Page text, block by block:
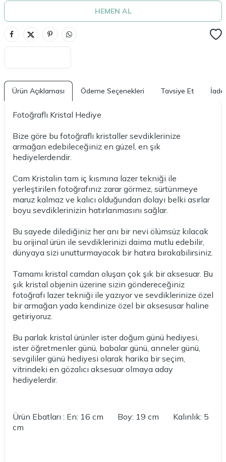
HEMEN AL
Ürün Açıklaması Ödeme Seçenekleri Tavsiye Et İade
Fotoğraflı Kristal Hediye
Bize göre bu fotoğraflı kristaller sevdiklerinize
armağan edebileceğiniz en güzel, en şık
hediyelerdendir.
Cam Kristalin tam iç kısmına lazer tekniği ile
yerleştirilen fotoğrafınız zarar görmez, sürtünmeye
maruz kalmaz ve kalıcı olduğundan dolayı belki asırlar
boyu sevdiklerinizin hatırlanmasını sağlar.
Bu sayede dilediğiniz her anı bir nevi ölümsüz kılacak
bu orijinal ürün ile sevdiklerinizi daima mutlu edebilir,
dünyaya sizi unutturmayacak bir hatıra bırakabilirsiniz.
Tamamı kristal camdan oluşan çok şık bir aksesuar. Bu
şık kristal objenin üzerine sizin göndereceğiniz
fotoğrafı lazer tekniği ile yazıyor ve sevdiklerinize özel
bir armağan yada kendinize özel bir aksesusar haline
getiriyoruz.
Bu parlak kristal ürünler ister doğum günü hediyesi,
ister öğretmenler günü, babalar günü, anneler günü,
sevgililer günü hediyesi olarak harika bir seçim,
vitrindeki en gözalıcı aksesuar olmaya aday
hediyelerdir.
Ürün Ebatları : En: 16 cm Boy: 19 cm Kalınlık: 5
cm